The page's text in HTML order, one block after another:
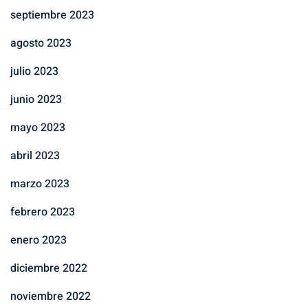
septiembre 2023
agosto 2023
julio 2023
junio 2023
mayo 2023
abril 2023
marzo 2023
febrero 2023
enero 2023
diciembre 2022
noviembre 2022